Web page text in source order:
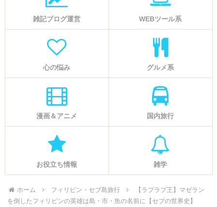
雑記ブログ運営 WEBツール系
心の悩み グルメ系
漫画＆アニメ 国内旅行
お役立ち情報 雑学
ホーム フィリピン・セブ島旅行
【ラプラプ王】マゼラン
を倒したフィリピンの英雄は島・市・魚の名前に【セブの世界史】